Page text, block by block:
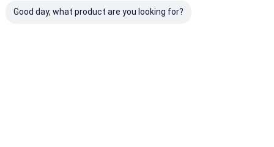
LIMITED. All Rights Reserved.
Good day, what product are you looking for?